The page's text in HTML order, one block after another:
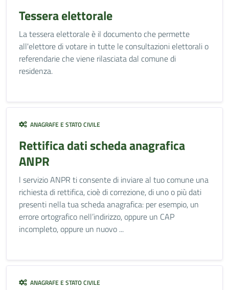
Tessera elettorale
La tessera elettorale è il documento che permette
all'elettore di votare in tutte le consultazioni elettorali o
referendarie che viene rilasciata dal comune di
residenza.
ANAGRAFE E STATO CIVILE
Rettifica dati scheda anagrafica
ANPR
l servizio ANPR ti consente di inviare al tuo comune una
richiesta di rettifica, cioè di correzione, di uno o più dati
presenti nella tua scheda anagrafica: per esempio, un
errore ortografico nell’indirizzo, oppure un CAP
incompleto, oppure un nuovo ...
ANAGRAFE E STATO CIVILE